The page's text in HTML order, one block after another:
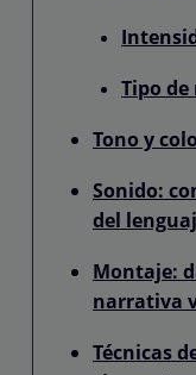
Tipo
Tono y
Sonido:
del
Montaje:
narrativa
Técnicas